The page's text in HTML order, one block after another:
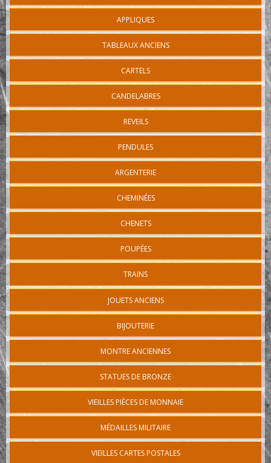
APPLIQUES
TABLEAUX ANCIENS
CARTELS
CANDELABRES
REVEILS
PENDULES
ARGENTERIE
CHEMINÉES
CHENETS
POUPÉES
TRAINS
JOUETS ANCIENS
BIJOUTERIE
MONTRE ANCIENNES
STATUES DE BRONZE
VIEILLES PIÈCES DE MONNAIE
MÉDAILLES MILITAIRE
VIEILLES CARTES POSTALES